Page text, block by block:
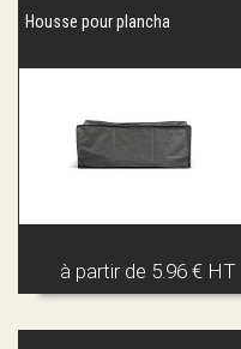
Housse pour plancha
à partir de 5.96 € HT